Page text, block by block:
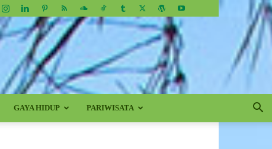
GAYA HIDUP PARIWISATA